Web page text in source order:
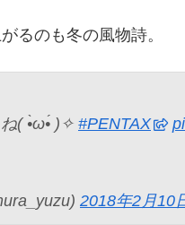
るのも冬の風物詩。
( •̀ω•́ )✧ #PENTAX
2018年2月10